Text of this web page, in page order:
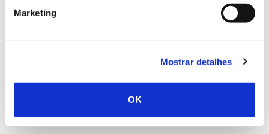
Marketing
Mostrar detalhes
OK